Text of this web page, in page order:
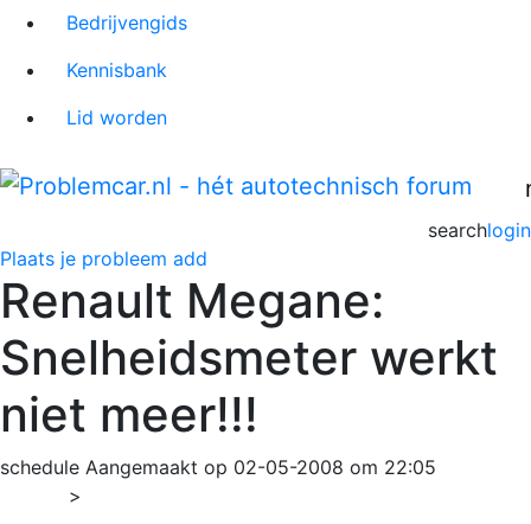
Bedrijvengids
Kennisbank
Lid worden
login
search
Plaats je probleem add
Renault Megane:
Snelheidsmeter werkt
niet meer!!!
schedule Aangemaakt op 02-05-2008 om 22:05
>